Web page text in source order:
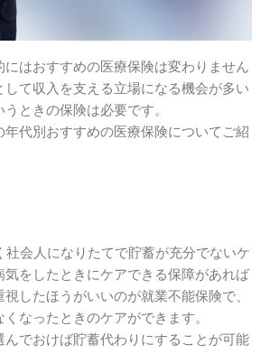
にはおすすめの医療保険は変わりません
して収入を支える立場になる機会が多い
ときの保険は必要です。
年代別おすすめの医療保険についてご紹
社会人になりたてで貯蓄が充分でないケ
気をしたときにケアできる保障があれば
したほうがいいのが就業不能保険で、
なったときのケアができます。
んでおけば貯蓄代わりにすることが可能